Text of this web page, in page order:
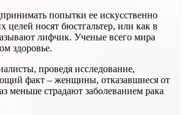
попытки ее искусственно
целей носят бюстгальтер, или как в
лифчик. Ученые всего мира
здоровье.
проведя исследование,
факт – женщины, отказавшиеся от
меньше страдают заболеванием рака